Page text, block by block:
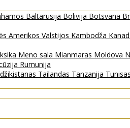
Baltarusija Bolivija Botsvana
Amerikos Valstijos Kambodža
Meno sala Mianmaras Moldova
Rumunija
Tailandas Tanzanija Tunisas